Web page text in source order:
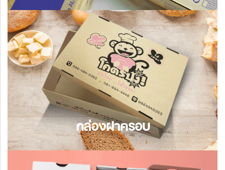
กล่องฝาครอบ
รูปแบบกล่องมีความพรีเมี่ยม เหมาะแก่การทำ
เป็นกล่องของขวัญ เพื่อมอบความประทับใจให้
ผู้รับ